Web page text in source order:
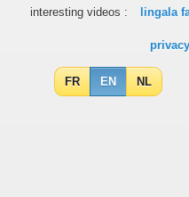
interesting videos : lingala
FR EN NL